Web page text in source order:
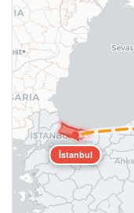
İstanbul